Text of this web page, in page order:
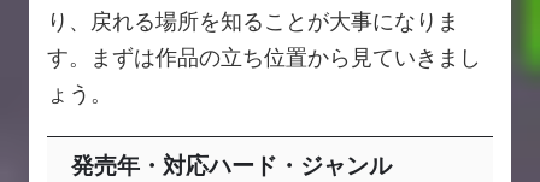
り、戻れる場所を知ることが大事になりま
す。まずは作品の立ち位置から見ていきまし
ょう。
発売年・対応ハード・ジャンル